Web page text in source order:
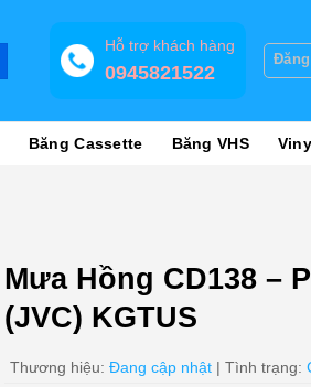
Hỗ trợ khách hàng
0945821522
Băng Cassette Băng VHS
Mưa Hồng CD138 –
(JVC) KGTUS
Thương hiệu: Đang cập nhật | Tình trạng: